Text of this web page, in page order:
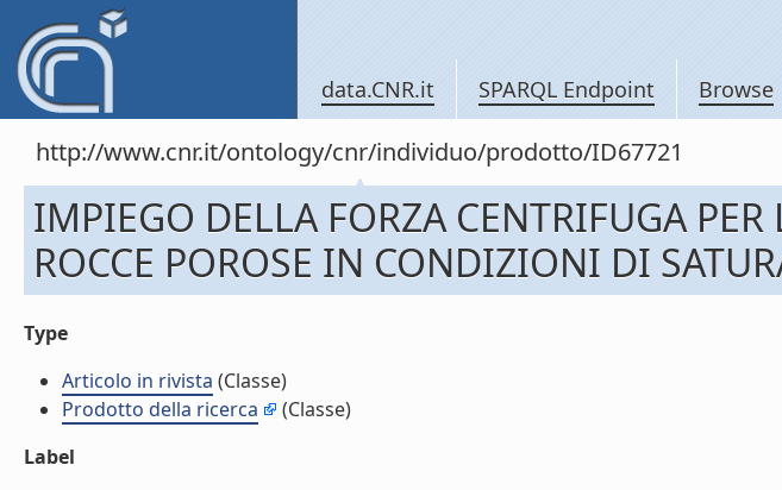
data.CNR.it SPARQL Endpoint Browse
http://www.cnr.it/ontology/cnr/individuo/prodotto/ID67721
IMPIEGO DELLA FORZA CENTRIFUGA
ROCCE POROSE IN CONDIZIONI DI
Type
Articolo in rivista (Classe)
Prodotto della ricerca
(Classe)
Label